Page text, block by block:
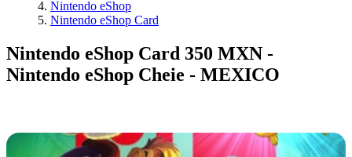
Nintendo eShop
Nintendo eShop Card
Nintendo eShop Card 350 MXN -
Nintendo eShop Cheie - MEXICO